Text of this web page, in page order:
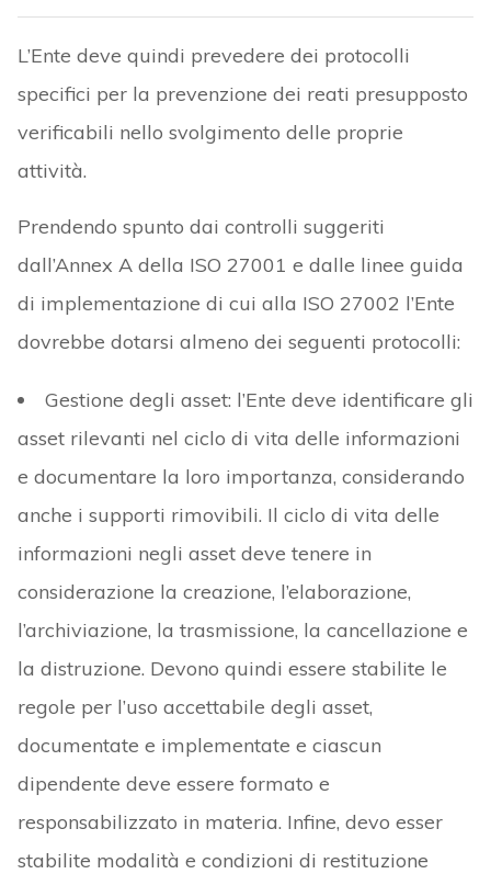
L’Ente deve quindi prevedere dei protocolli
specifici per la prevenzione dei reati presupposto
verificabili nello svolgimento delle proprie
attività.
Prendendo spunto dai controlli suggeriti
dall’Annex A della ISO 27001 e dalle linee guida
di implementazione di cui alla ISO 27002 l’Ente
dovrebbe dotarsi almeno dei seguenti protocolli:
Gestione degli asset: l’Ente deve identificare gli
asset rilevanti nel ciclo di vita delle informazioni
e documentare la loro importanza, considerando
anche i supporti rimovibili. Il ciclo di vita delle
informazioni negli asset deve tenere in
considerazione la creazione, l’elaborazione,
l’archiviazione, la trasmissione, la cancellazione e
la distruzione. Devono quindi essere stabilite le
regole per l’uso accettabile degli asset,
documentate e implementate e ciascun
dipendente deve essere formato e
responsabilizzato in materia. Infine, devo esser
stabilite modalità e condizioni di restituzione